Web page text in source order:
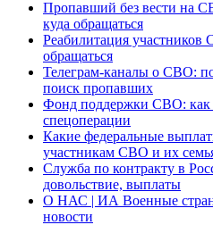
Пропавший без вести на
куда обращаться
Реабилитация участников
обращаться
Телеграм-каналы о СВО:
поиск пропавших
Фонд поддержки СВО: как
спецоперации
Какие федеральные
участникам СВО и их
Служба по контракту в
довольствие, выплаты
О НАС | ИА Военные
новости